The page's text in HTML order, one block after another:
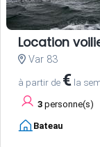
Location
Var 83
à partir de € la
3 personne(s)
Bateau